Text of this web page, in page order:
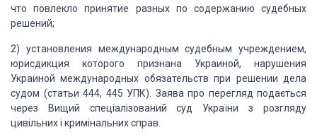
что повлекло принятие разных по содержанию судебных
решений;
2) установления международным судебным учреждением,
юрисдикция которого признана Украиной, нарушения
Украиной международных обязательств при решении дела
судом (статьи 444, 445 УПК).
Заява про перегляд подається
через Вищий спеціалізований суд України з розгляду
цивільних і кримінальних справ.